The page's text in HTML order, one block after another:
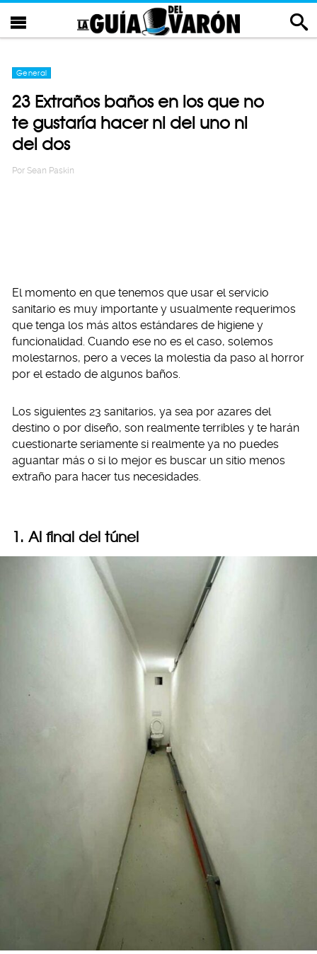
General
23 Extraños baños en los que no
te gustaría hacer ni del uno ni
del dos
Por Sean Paskin
El momento en que tenemos que usar el servicio
sanitario es muy importante y usualmente requerimos
que tenga los más altos estándares de higiene y
funcionalidad. Cuando ese no es el caso, solemos
molestarnos, pero a veces la molestia da paso al horror
por el estado de algunos baños.
Los siguientes 23 sanitarios, ya sea por azares del
destino o por diseño, son realmente terribles y te harán
cuestionarte seriamente si realmente ya no puedes
aguantar más o si lo mejor es buscar un sitio menos
extraño para hacer tus necesidades.
1. Al final del túnel